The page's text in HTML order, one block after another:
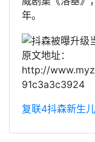
年。
原文地址：
http://
91c3a3c3924
复联4抖森新生儿